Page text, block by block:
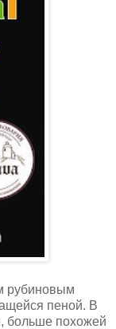
рубиновым
пеной. В
больше похожей